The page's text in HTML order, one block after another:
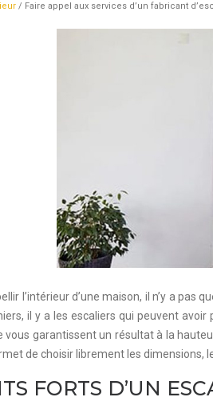
/ Faire appel aux services d’un fabricant
l’intérieur d’une maison, il n’y a
il y a les escaliers qui peuvent
vous garantissent un résultat à la
de choisir librement les dimensions,
FORTS D’UN